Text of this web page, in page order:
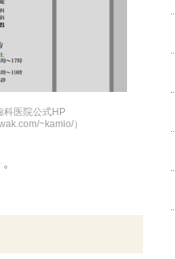
科医院公式HP
~kamio/）